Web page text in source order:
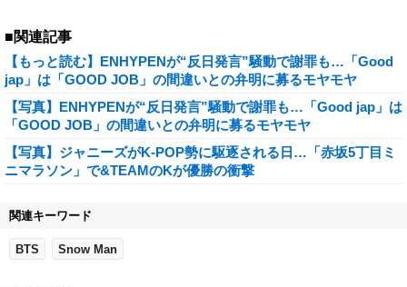
■関連記事
【もっと読む】ENHYPENが“反日発言”騒動で謝罪も…「Good
jap」は「GOOD JOB」の間違いとの弁明に募るモヤモヤ
【写真】ENHYPENが“反日発言”騒動で謝罪も…「Good jap」は
「GOOD JOB」の間違いとの弁明に募るモヤモヤ
【写真】ジャニーズがK-POP勢に駆逐される日…「赤坂5丁目ミ
ニマラソン」で&TEAMのKが優勝の衝撃
関連キーワード
BTS Snow Man